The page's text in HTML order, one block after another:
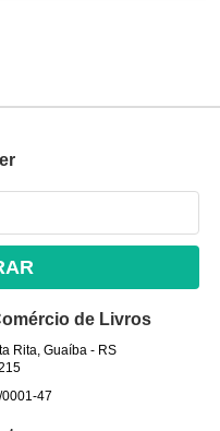
de Livros
Rita, Guaíba- RS
47